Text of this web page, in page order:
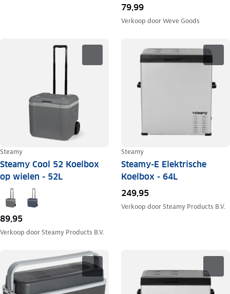
79,99
Verkoop doorWeve Goods
Steamy
Steamy Cool 52 Koelbox
op wielen - 52L
89,95
Verkoop doorSteamy Products B.V.
Steamy
Steamy-E Elektrische
Koelbox - 64L
249,95
Verkoop doorSteamy Products B.V.